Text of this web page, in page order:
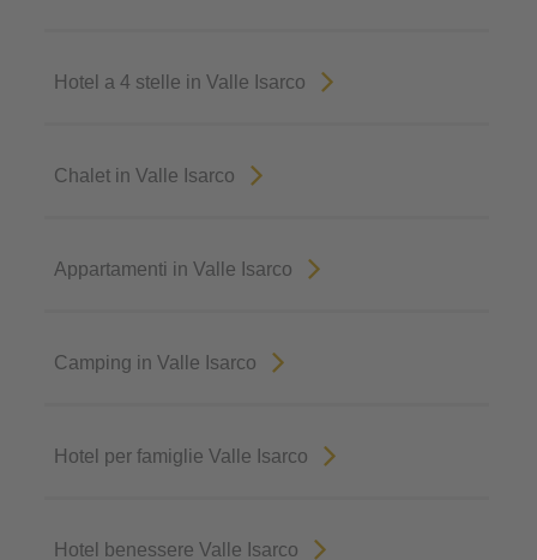
Hotel a 4 stelle in Valle Isarco
Chalet in Valle Isarco
Appartamenti in Valle Isarco
Camping in Valle Isarco
Hotel per famiglie Valle Isarco
Hotel benessere Valle Isarco